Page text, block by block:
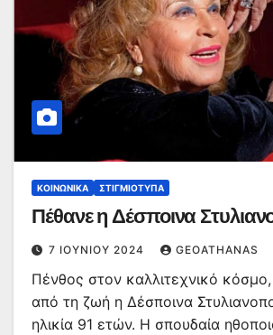
ΚΟΙΝΩΝΙΚΆ ΣΤΙΓΜΙΌΤΥΠΑ
Πέθανε η Δέσποινα
7 ΙΟΥΝΊΟΥ 2024 GEOATHANAS
Πένθος στον καλλιτεχνικό
από τη ζωή η Δέσποινα
ηλικία 91 ετών. Η σπουδαία